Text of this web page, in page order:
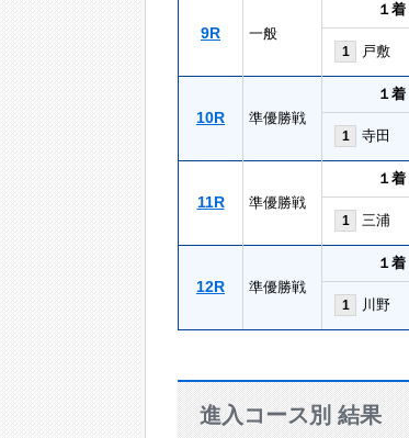
9R 一般
１着
1 戸敷
10R 準優勝戦
１着
1 寺田
11R 準優勝戦
１着
1 三浦
12R 準優勝戦
１着
1 川野
進入コース別 結果